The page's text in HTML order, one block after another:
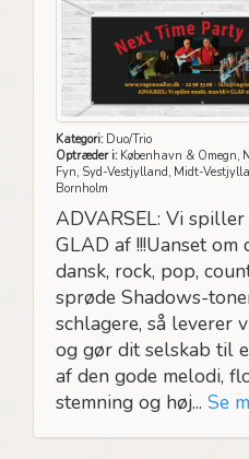
Kategori:Duo/Trio
Optræder i:København &
Fyn, Syd-Vestjylland, Midt-
Bornholm
ADVARSEL: Vi
GLAD af !!!Uanset
dansk, rock, pop,
sprøde Shadows-
schlagere, så leverer
og gør dit selskab til
af den gode melodi,
stemning og høj... Se